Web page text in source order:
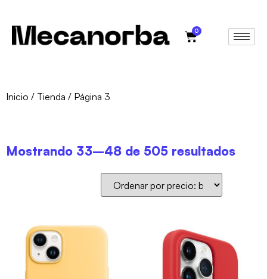
0
Inicio / Tienda / Página 3
Mostrando 33–48 de 505 resultados